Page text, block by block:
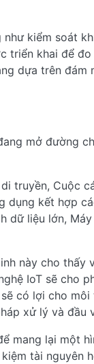
kiểm soát
triển khai để
dựa trên đám
mở đường
truyền, Cuộc
kết hợp
dữ liệu lớn,
này cho thấy
IoT sẽ cho
có lợi cho
xử lý và đầu
mang lại một
tài nguyên